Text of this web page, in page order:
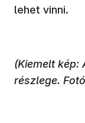
lehet vinni.
(Kiemelt kép:
részlege.